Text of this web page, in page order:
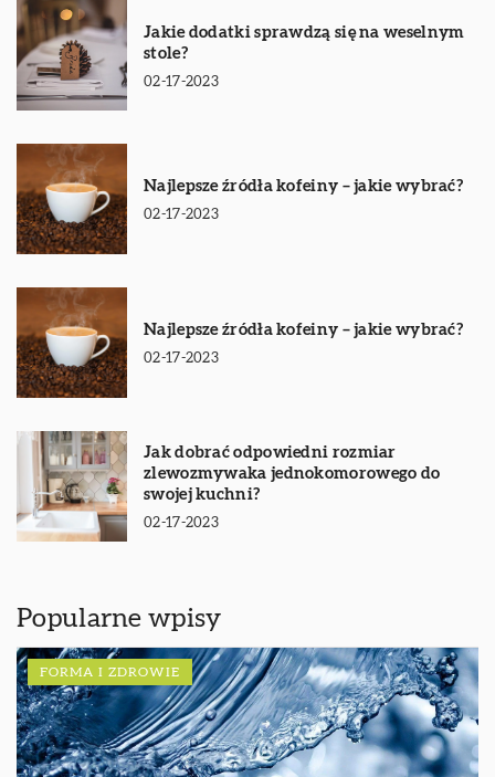
Jakie dodatki sprawdzą się na weselnym
stole?
02-17-2023
Najlepsze źródła kofeiny – jakie wybrać?
02-17-2023
Najlepsze źródła kofeiny – jakie wybrać?
02-17-2023
Jak dobrać odpowiedni rozmiar
zlewozmywaka jednokomorowego do
swojej kuchni?
02-17-2023
Popularne wpisy
FORMA I ZDROWIE